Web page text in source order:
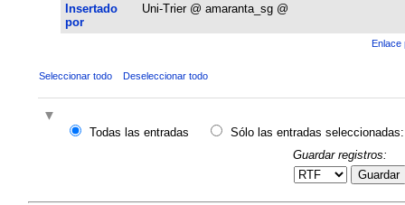
Insertado
por
Uni-Trier @ amaranta_sg @
Enlace
Seleccionar todo Deseleccionar todo
Todas las entradas
Sólo las entradas seleccionadas:
Guardar registros:
Guardar